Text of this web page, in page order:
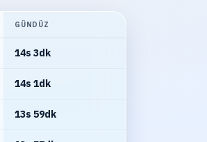
GÜNDÜZ
14s 3dk
14s 1dk
13s 59dk